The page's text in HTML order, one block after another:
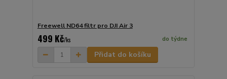
Freewell ND64 filtr pro DJI Air 3
499 Kč/ks do týdne
Přidat do košíku